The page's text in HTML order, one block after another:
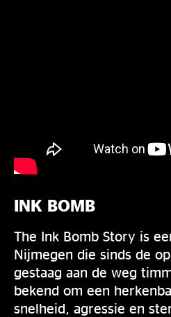
INK BOMB
The Ink Bomb Story is
Nijmegen die sinds de
gestaag aan de weg
bekend om een
snelheid, agressie en